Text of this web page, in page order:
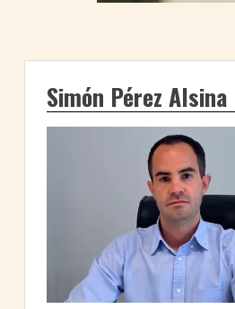
Simón Pérez Alsina